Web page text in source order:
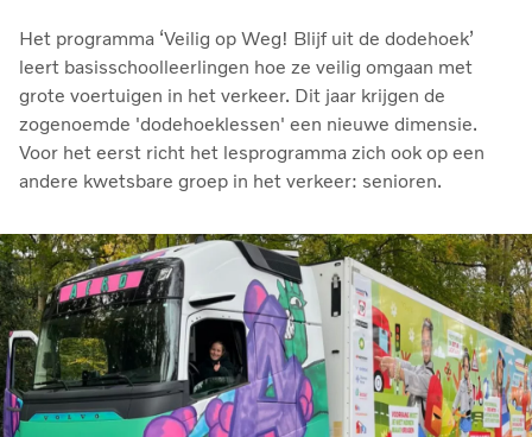
Het programma ‘Veilig op Weg! Blijf uit de dodehoek’
leert basisschoolleerlingen hoe ze veilig omgaan met
grote voertuigen in het verkeer. Dit jaar krijgen de
zogenoemde 'dodehoeklessen' een nieuwe dimensie.
Voor het eerst richt het lesprogramma zich ook op een
andere kwetsbare groep in het verkeer: senioren.